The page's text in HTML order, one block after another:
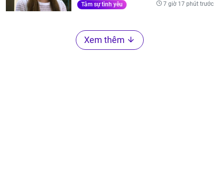
Tâm sự tình yêu 7 giờ 17 phút trước
Xem thêm